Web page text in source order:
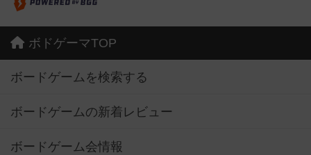
ボドゲーマTOP
ボードゲームを検索する
ボードゲームの新着レビュー
ボードゲーム会情報